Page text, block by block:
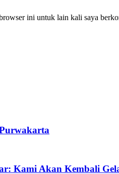
ini untuk lain kali saya
Kami Akan Kembali